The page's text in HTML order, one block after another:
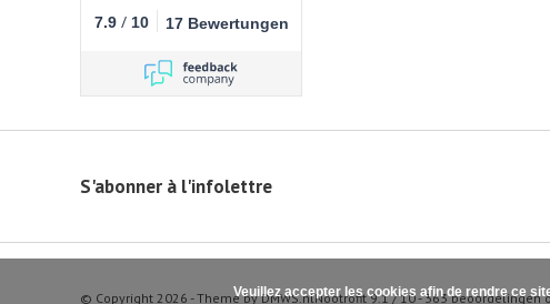
7.9 / 10 17 Bewertungen
S'abonner à l'infolettre
© Copyright 2026 - Theme byDMWS.nlNootrofit 9.1/10 -363beoordelingen
Veuillez accepter les cookies afin de rendre ce